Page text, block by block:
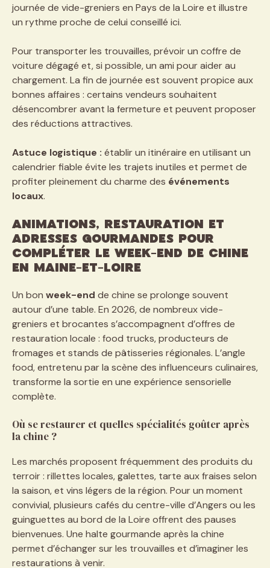
journée de vide-greniers en Pays de la Loire et illustre
un rythme proche de celui conseillé ici.
Pour transporter les trouvailles, prévoir un coffre de
voiture dégagé et, si possible, un ami pour aider au
chargement. La fin de journée est souvent propice aux
bonnes affaires : certains vendeurs souhaitent
désencombrer avant la fermeture et peuvent proposer
des réductions attractives.
Astuce logistique : établir un itinéraire en utilisant un
calendrier fiable évite les trajets inutiles et permet de
profiter pleinement du charme des événements
locaux.
Animations, restauration et
adresses gourmandes pour
compléter le week-end de chine
en Maine-et-Loire
Un bon week-end de chine se prolonge souvent
autour d’une table. En 2026, de nombreux vide-
greniers et brocantes s’accompagnent d’offres de
restauration locale : food trucks, producteurs de
fromages et stands de pâtisseries régionales. L’angle
food, entretenu par la scène des influenceurs culinaires,
transforme la sortie en une expérience sensorielle
complète.
Où se restaurer et quelles spécialités goûter après
la chine ?
Les marchés proposent fréquemment des produits du
terroir : rillettes locales, galettes, tarte aux fraises selon
la saison, et vins légers de la région. Pour un moment
convivial, plusieurs cafés du centre-ville d’Angers ou les
guinguettes au bord de la Loire offrent des pauses
bienvenues. Une halte gourmande après la chine
permet d’échanger sur les trouvailles et d’imaginer les
restaurations à venir.